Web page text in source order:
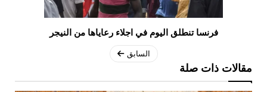
فرنسا تنطلق اليوم في اجلاء رعاياها من النيجر
السابق
مقالات ذات صلة